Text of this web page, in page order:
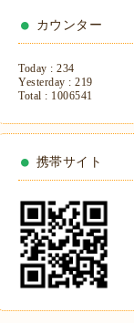
カウンター
Today : 234
Yesterday : 219
Total : 1006541
携帯サイト